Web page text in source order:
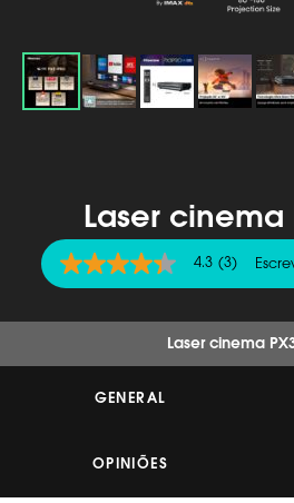
Laser cinema
4.3
de
estrelas,
classificação.
4.3 (3)
Laser cinema
GENERAL
OPINIÕES